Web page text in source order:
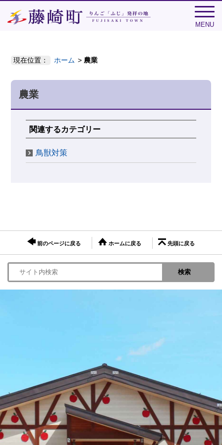
MENU
現在位置： ホーム 農業
農業
関連するカテゴリー
鳥獣対策
前のページに戻る ホームに戻る 先頭に戻る